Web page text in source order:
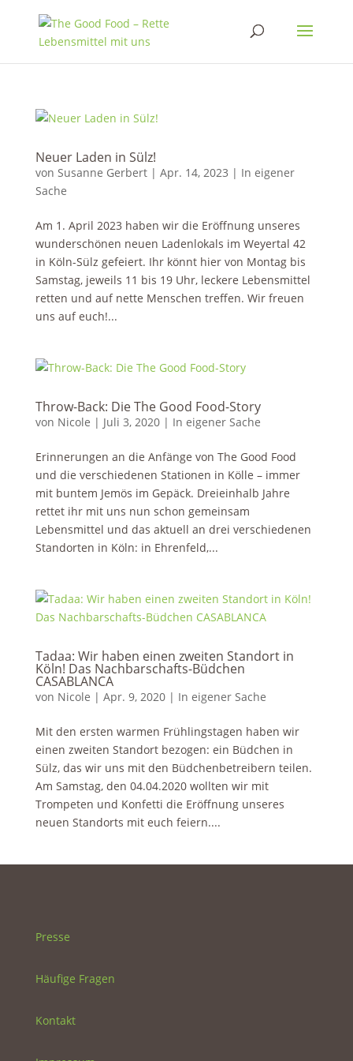
Neuer Laden in Sülz!
von Susanne Gerbert| Apr. 14, 2023 | In eigener
Sache
Am 1. April 2023 haben wir die Eröffnung unseres
wunderschönen neuen Ladenlokals im Weyertal 42
in Köln-Sülz gefeiert. Ihr könnt hier von Montag bis
Samstag, jeweils 11 bis 19 Uhr, leckere Lebensmittel
retten und auf nette Menschen treffen. Wir freuen
uns auf euch!...
Throw-Back: Die The Good Food-Story
von Nicole | Juli 3, 2020| In eigener Sache
Erinnerungen an die Anfänge von The Good Food
und die verschiedenen Stationen in Kölle – immer
mit buntem Jemös im Gepäck. Dreieinhalb Jahre
rettet ihr mit uns nun schon gemeinsam
Lebensmittel und das aktuell an drei verschiedenen
Standorten in Köln: in Ehrenfeld,...
Tadaa: Wir haben einen zweiten Standort in
Köln! Das Nachbarschafts-Büdchen
CASABLANCA
von Nicole | Apr. 9, 2020| In eigener Sache
Mit den ersten warmen Frühlingstagen haben wir
einen zweiten Standort bezogen: ein Büdchen in
Sülz, das wir uns mit den Büdchenbetreibern teilen.
Am Samstag, den 04.04.2020 wollten wir mit
Trompeten und Konfetti die Eröffnung unseres
neuen Standorts mit euch feiern....
Presse
Häufige Fragen
Kontakt